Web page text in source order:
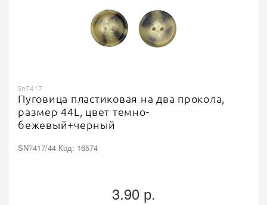
Sn7417
Пуговица пластиковая на два прокола,
размер 44L, цвет темно-
бежевый+черный
SN7417/44 Код: 16574
3.90 р.